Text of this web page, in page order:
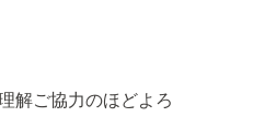
解ご協力のほどよろ